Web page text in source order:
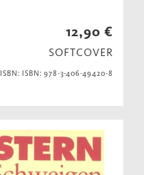
12,90 €
SOFTCOVER
ISBN: ISBN: 978-3-406-49420-8